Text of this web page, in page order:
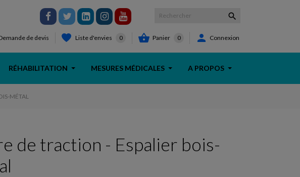

de devis Liste d'envies 0  Panier 0  Connexion
RÉHABILITATION MESURES MÉDICALES A PROPOS
MÉTAL
de traction - Espalier bois-